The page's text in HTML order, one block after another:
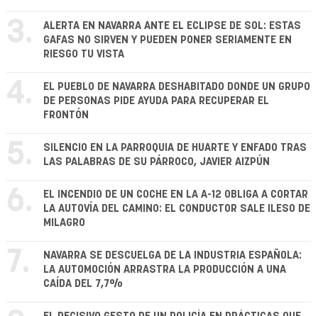
3.
ALERTA EN NAVARRA ANTE EL ECLIPSE DE SOL: ESTAS
GAFAS NO SIRVEN Y PUEDEN PONER SERIAMENTE EN
RIESGO TU VISTA
4.
EL PUEBLO DE NAVARRA DESHABITADO DONDE UN GRUPO
DE PERSONAS PIDE AYUDA PARA RECUPERAR EL
FRONTÓN
5.
SILENCIO EN LA PARROQUIA DE HUARTE Y ENFADO TRAS
LAS PALABRAS DE SU PÁRROCO, JAVIER AIZPÚN
6.
EL INCENDIO DE UN COCHE EN LA A-12 OBLIGA A CORTAR
LA AUTOVÍA DEL CAMINO: EL CONDUCTOR SALE ILESO DE
MILAGRO
7.
NAVARRA SE DESCUELGA DE LA INDUSTRIA ESPAÑOLA:
LA AUTOMOCIÓN ARRASTRA LA PRODUCCIÓN A UNA
CAÍDA DEL 7,7%